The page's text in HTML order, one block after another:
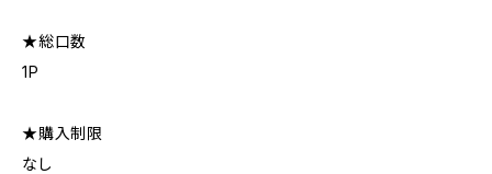
★総口数
1P
★購入制限
なし